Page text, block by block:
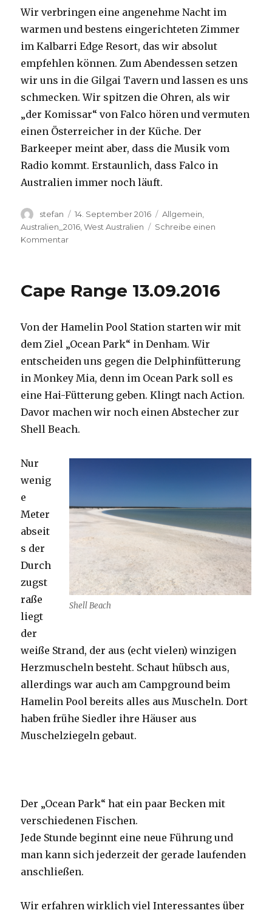
Wir verbringen eine angenehme Nacht im
warmen und bestens eingerichteten Zimmer
im Kalbarri Edge Resort, das wir absolut
empfehlen können. Zum Abendessen setzen
wir uns in die Gilgai Tavern und lassen es uns
schmecken. Wir spitzen die Ohren, als wir
„der Komissar“ von Falco hören und vermuten
einen Österreicher in der Küche. Der
Barkeeper meint aber, dass die Musik vom
Radio kommt. Erstaunlich, dass Falco in
Australien immer noch läuft.
Autor
stefan
Veröffentlicht
am
14. September 2016 Kategorien
Allgemein
Australien_2016 ,West Australien
Schreibe einen
Kommentarzu
Cape Range 13.09.2016
Von der Hamelin Pool Station starten wir mit
dem Ziel „Ocean Park“ in Denham. Wir
entscheiden uns gegen die Delphinfütterung
in Monkey Mia, denn im Ocean Park soll es
eine Hai-Fütterung geben. Klingt nach Action.
Davor machen wir noch einen Abstecher zur
Shell Beach.
Shell Beach
Nur
wenig
e
Meter
abseit
s der
Durch
zugst
raße
liegt
der
weiße Strand, der aus (echt vielen) winzigen
Herzmuscheln besteht. Schaut hübsch aus,
allerdings war auch am Campground beim
Hamelin Pool bereits alles aus Muscheln. Dort
haben frühe Siedler ihre Häuser aus
Muschelziegeln gebaut.
Der „Ocean Park“ hat ein paar Becken mit
verschiedenen Fischen.
Jede Stunde beginnt eine neue Führung und
man kann sich jederzeit der gerade laufenden
anschließen.
Wir erfahren wirklich viel Interessantes über